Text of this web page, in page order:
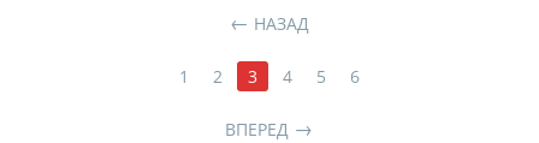
НАЗАД
1 2 3 4 5 6
ВПЕРЕД